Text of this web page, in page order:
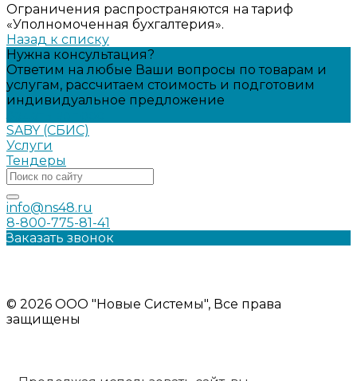
Ограничения распространяются на тариф
«Уполномоченная бухгалтерия».
Назад к списку
Нужна консультация?
Ответим на любые Ваши вопросы по товарам и
услугам, рассчитаем стоимость и подготовим
индивидуальное предложение
SABY (СБИС)
Услуги
Тендеры
info@ns48.ru
8-800-775-81-41
Заказать звонок
© 2026 ООО "Новые Системы", Все права
защищены